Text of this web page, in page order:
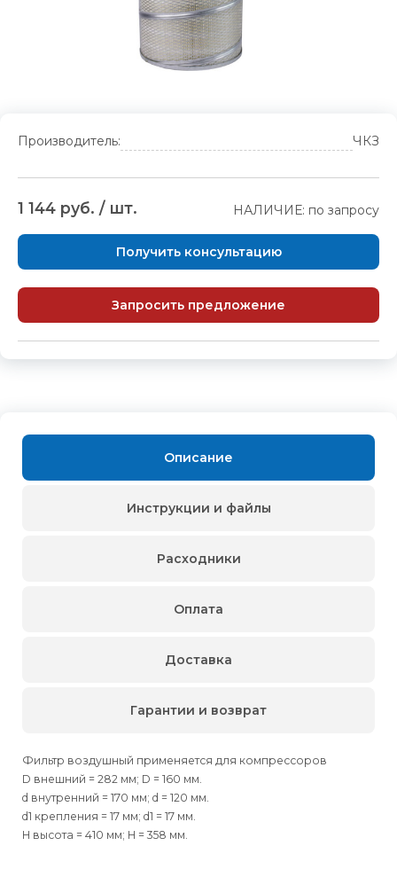
Производитель: ЧКЗ
1 144 руб. / шт. НАЛИЧИЕ: по запросу
Получить консультацию
Запросить предложение
Описание
Фильтр воздушный применяется для компрессоров
D внешний = 282 мм; D = 160 мм.
d внутренний = 170 мм; d = 120 мм.
d1 крепления = 17 мм; d1 = 17 мм.
H высота = 410 мм; H = 358 мм.
Инструкции и файлы
Расходники
Оплата
Доставка
Гарантии и возврат